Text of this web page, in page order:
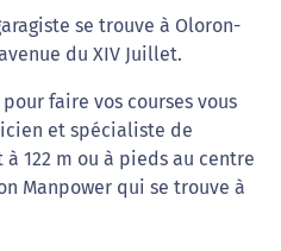
se trouve à Oloron-
du XIV Juillet.
faire vos courses vous
et spécialiste de
122 m ou à pieds au centre
Manpower qui se trouve à